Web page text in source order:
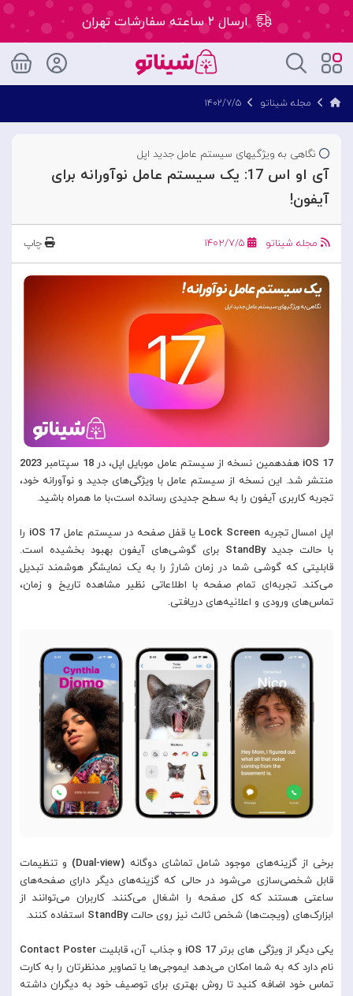
ارسال ۲ ساعته سفارشات تهران
۵۰ هزار تومان تخفیف اولین سفارش کد: WLC
ارسال ۲ ساعته سفارشات تهران مجله شیناتو ۱۴۰۲/۷/۵
نگاهی به ویژگیهای سیستم عامل جدید اپل
آی او اس 17: یک سیستم عامل نوآورانه برای
آیفون!
مجله شیناتو ۱۴۰۲/۷/۵ چاپ
iOS 17 هفدهمین نسخه از سیستم عامل موبایل اپل، در18 سپتامبر 2023
منتشر شد. این نسخه از سیستم عامل با ویژگی‌های جدید و نوآورانه خود،
تجربه کاربری آیفون را به سطح جدیدی رسانده است،با ما همراه باشید.
اپل امسال تجربه Lock Screen یا قفل صفحه در سیستم عامل iOS 17 را
با حالت جدیدStandBy برای گوشی‌های آیفون بهبود بخشیده است.
قابلیتی که گوشی شما در زمان شارژ را به یک نمایشگر هوشمند تبدیل
می‌کند. تجربه‌ای تمام صفحه با اطلاعاتی نظیر مشاهده تاریخ و زمان،
تماس‌های ورودی و اعلانیه‌های دریافتی.
برخی از گزینه‌های موجود شامل تماشای دوگانه (Dual-view)
و تنظیمات
قابل شخصی‌سازی می‌شود در حالی که گزینه‌های دیگر دارای صفحه‌های
ساعتی هستند که کل صفحه را اشغال می‌کنند. کاربران می‌توانند از
ابزارک‌های (ویجت‌ها) شخص ثالث نیز روی حالتStandBy استفاده کنند.
یکی دیگر از ویژگی های برتر iOS 17 و جذاب آن، قابلیت Contact Poster
نام دارد که به شما امکان می‌دهد ایموجی‌ها یا تصاویر مدنظرتان را به کارت
تماس خود اضافه کنید تا روش بهتری برای توصیف خود به دیگران داشته